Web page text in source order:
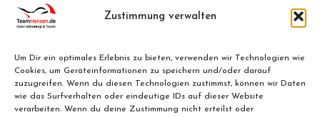
Zustimmung verwalten
Um Dir ein optimales Erlebnis zu bieten, verwenden wir Technologien wie
Cookies, um Geräteinformationen zu speichern und/oder darauf
zuzugreifen. Wenn du diesen Technologien zustimmst, können wir Daten
wie das Surfverhalten oder eindeutige IDs auf dieser Website
verarbeiten. Wenn du deine Zustimmung nicht erteilst oder
auf das Vertragsverhältnis ausschließlich das
Anwendung.
XVI. Das Wichtigste zum Schluss